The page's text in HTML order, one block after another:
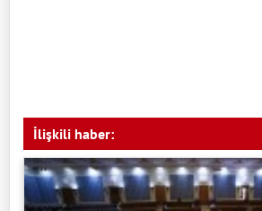
İlişkili haber: